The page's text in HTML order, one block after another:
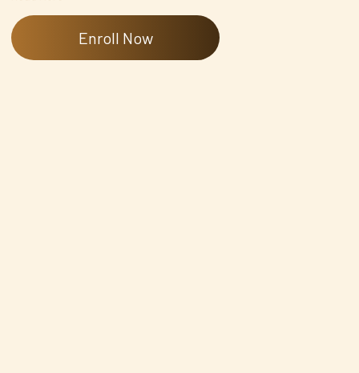
Enroll Now